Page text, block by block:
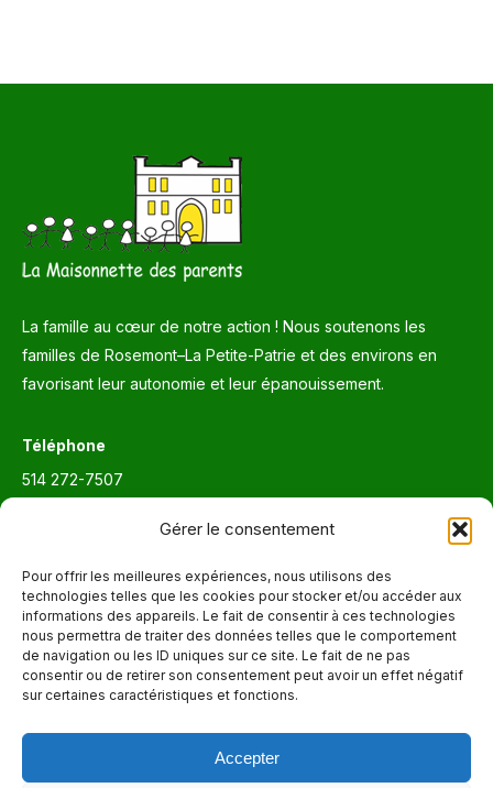
Gérer le consentement
Pour offrir les meilleures expériences, nous utilisons des
technologies telles que les cookies pour stocker et/ou accéder aux
informations des appareils. Le fait de consentir à ces technologies
nous permettra de traiter des données telles que le comportement
de navigation ou les ID uniques sur ce site. Le fait de ne pas
consentir ou de retirer son consentement peut avoir un effet négatif
sur certaines caractéristiques et fonctions.
Accepter
La famille au cœur de notre action ! Nous soutenons les
familles de Rosemont–La Petite-Patrie et des environs en
favorisant leur autonomie et leur épanouissement.
Téléphone
514 272-7507
Trouvez nous sur :
La
page
Facebook
une
Adresse